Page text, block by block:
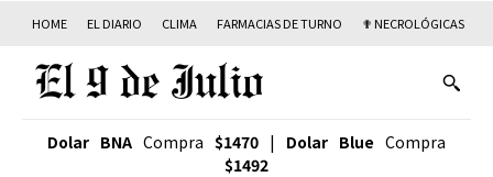
HOME EL DIARIO CLIMA FARMACIAS DE TURNO ✟ NECROLÓGICAS
Dolar BNA Compra $1470 | Dolar Blue Compra
$1492